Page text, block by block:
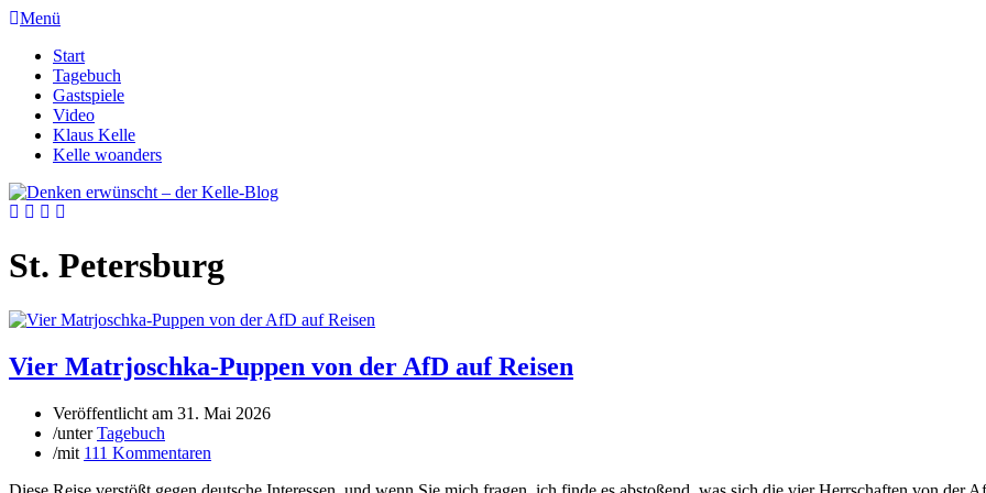
Menü
Start
Tagebuch
Gastspiele
Video
Klaus Kelle
Kelle woanders
St. Petersburg
Vier Matrjoschka-Puppen von der AfD auf Reisen
Veröffentlicht am 31. Mai 2026
/unterTagebuch
/mit 111 Kommentaren